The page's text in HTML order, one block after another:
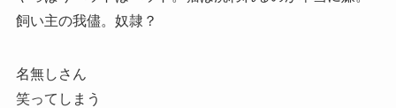
飼い主の我儘。奴隷？
名無しさん
笑ってしまう